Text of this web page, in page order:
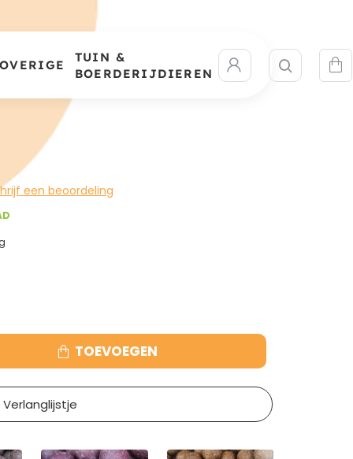
OVERIGE
TUIN &
BOERDERIJDIEREN
een beoordeling
TOEVOEGEN
Verlanglijstje